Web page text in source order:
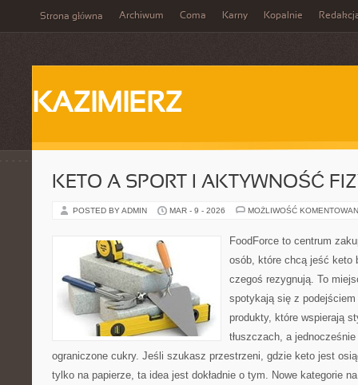
Strona główna Archiwum Coma Karny Kopalnie
KAZIMIERZ
KETO A SPORT I AKTYWNOŚĆ
POSTED BY ADMIN MAR - 9 - 2026 MOŻLIWOŚĆ
FoodForce to centrum
osób, które chcą jeść keto
czegoś rezygnują. To
spotykają się z
produkty, które wspierają
tłuszczach, a
ograniczone cukry. Jeśli szukasz przestrzeni, gdzie keto jest
tylko na papierze, ta idea jest dokładnie o tym. Nowe kategorie